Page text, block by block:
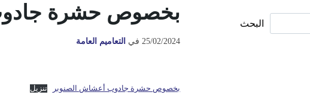
بخصوص حشرة
25/02/2024 في التعاميم العامة
بخصوص حشرة جادوب أعشاش الصنوبر تنزيل
البحث